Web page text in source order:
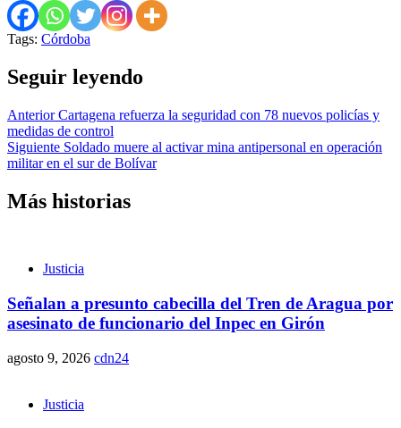
Tags: Córdoba
Seguir leyendo
AnteriorCartagena refuerza la seguridad con 78 nuevos policías y
medidas de control
Siguiente Soldado muere al activar mina antipersonal en operación
militar en el sur de Bolívar
Más historias
Justicia
Señalan a presunto cabecilla del Tren de Aragua por
asesinato de funcionario del Inpec en Girón
agosto 9, 2026 cdn24
Justicia